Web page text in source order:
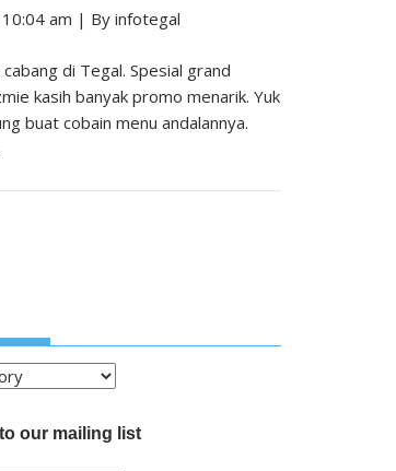
am | By infotegal
di Tegal. Spesial grand
kasih banyak promo menarik. Yuk
buat cobain menu andalannya.
our mailing list